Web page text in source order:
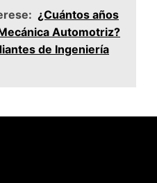
¿Cuántos años
Automotriz?
de Ingeniería